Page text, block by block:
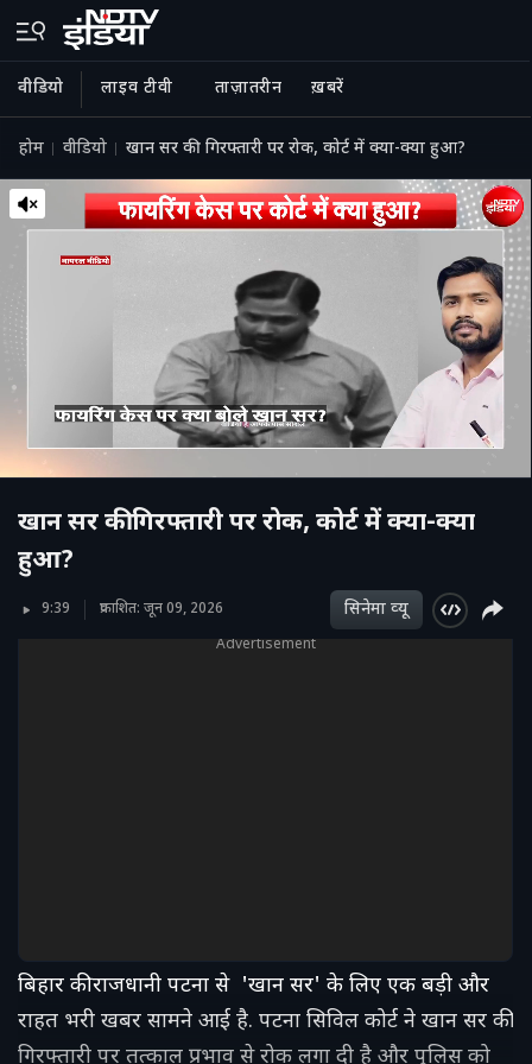
वीडियो लाइव टीवी ताज़ातरीन ख़बरें
होम वीडियो खान सर की गिरफ्तारी पर रोक, कोर्ट में क्या-क्या हुआ?
खान सर की गिरफ्तारी पर रोक, कोर्ट में क्या-क्या
हुआ?
9:39 प्रकाशित: जून 09, 2026 सिनेमा व्‍यू
Advertisement
बिहार की राजधानी पटना से 'खान सर' के लिए एक बड़ी और
राहत भरी खबर सामने आई है. पटना सिविल कोर्ट ने खान सर की
गिरफ्तारी पर तत्काल प्रभाव से रोक लगा दी है और पुलिस को